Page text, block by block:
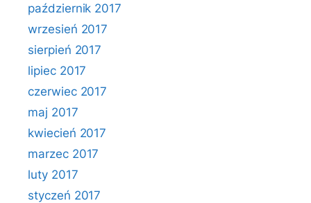
październik 2017
wrzesień 2017
sierpień 2017
lipiec 2017
czerwiec 2017
maj 2017
kwiecień 2017
marzec 2017
luty 2017
styczeń 2017